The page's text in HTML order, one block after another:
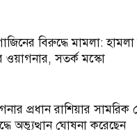
বিরুদ্ধে মামলা:
ওয়াগনার, সতর্ক মস্কো
প্রধান রাশিয়ার সামরিক
অভ্যুত্থান ঘোষনা করেছেন